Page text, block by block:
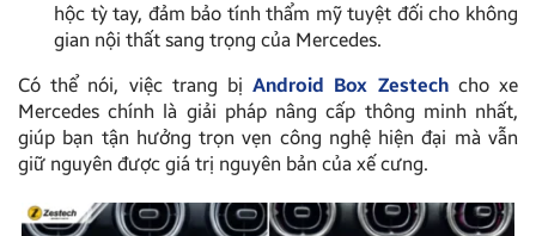
hộc tỳ tay, đảm bảo tính thẩm mỹ tuyệt đối cho không
gian nội thất sang trọng của Mercedes.
Có thể nói, việc trang bịAndroid Box Zestechcho xe
Mercedes chính là giải pháp nâng cấp thông minh nhất,
giúp bạn tận hưởng trọn vẹn công nghệ hiện đại mà vẫn
giữ nguyên được giá trị nguyên bản của xế cưng.